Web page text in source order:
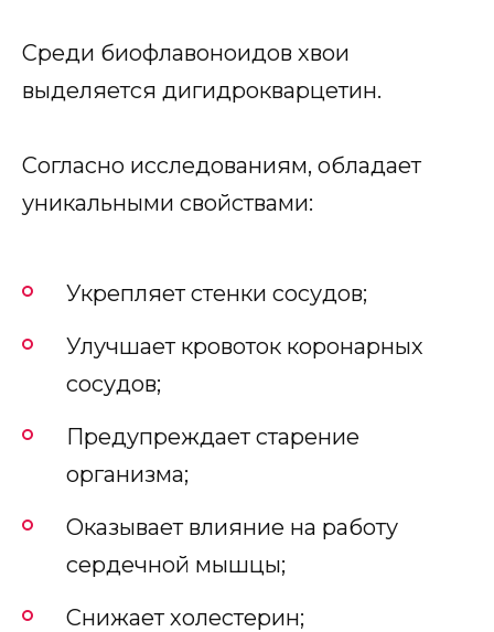
Среди биофлавоноидов хвои
выделяется дигидрокварцетин.
Согласно исследованиям, обладает
уникальными свойствами:
Укрепляет стенки сосудов;
Улучшает кровоток коронарных
сосудов;
Предупреждает старение
организма;
Оказывает влияние на работу
сердечной мышцы;
Снижает холестерин;